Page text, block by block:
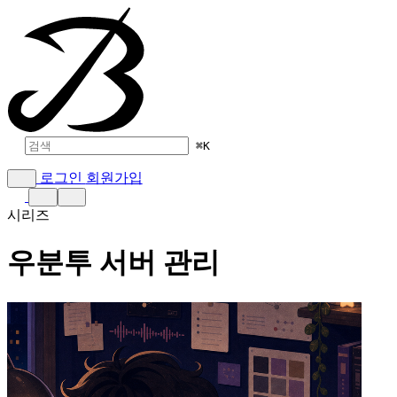
⌘K
로그인 회원가입
시리즈
우분투 서버 관리